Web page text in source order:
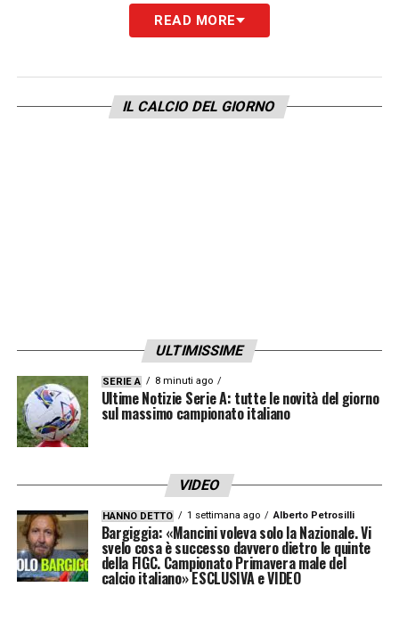
Sport e La Gazzetta dello
rappresentano i principali quotidiani
giorno tanto per gli addetti ai lavori quanto
per gli appassionati.
READ MORE
IL CALCIO DEL GIORNO
ULTIMISSIME
SERIE A 8 minuti ago
Ultime Notizie Serie A: tutte le novità del giorno
sul massimo campionato italiano
VIDEO
HANNO DETTO 1 settimana ago Alberto Petrosilli
Bargiggia: «Mancini voleva solo la Nazionale. Vi
svelo cosa è successo davvero dietro le quinte
della FIGC. Campionato Primavera male del
calcio italiano» ESCLUSIVA e VIDEO